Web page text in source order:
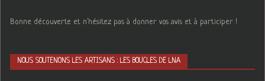
Bonne découverte et n'hésitez pas à donner vos avis et à participer !
NOUS SOUTENONS LES ARTISANS : LES BOUCLES DE LNA